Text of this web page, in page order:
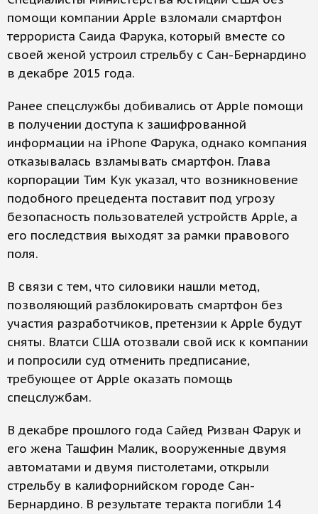
помощи компании Apple взломали смартфон
террориста Саида Фарука, который вместе со
своей женой устроил стрельбу с Сан-Бернардино
в декабре 2015 года.
Ранее спецслужбы добивались от Apple помощи
в получении доступа к зашифрованной
информации на iPhone Фарука, однако компания
отказывалась взламывать смартфон. Глава
корпорации Тим Кук указал, что возникновение
подобного прецедента поставит под угрозу
безопасность пользователей устройств Apple, а
его последствия выходят за рамки правового
поля.
В связи с тем, что силовики нашли метод,
позволяющий разблокировать смартфон без
участия разработчиков, претензии к Apple будут
сняты. Влатси США отозвали свой иск к компании
и попросили суд отменить предписание,
требующее от Apple оказать помощь
спецслужбам.
В декабре прошлого года Cайед Ризван Фарук и
его жена Ташфин Малик, вооруженные двумя
автоматами и двумя пистолетами, открыли
стрельбу в калифорнийском городе Сан-
Бернардино. В результате теракта погибли 14